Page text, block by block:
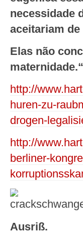
necessidade
aceitariam
Elas não
maternidade.“
http://
huren-zu-
drogen-
http://
berliner-
Ausriß.